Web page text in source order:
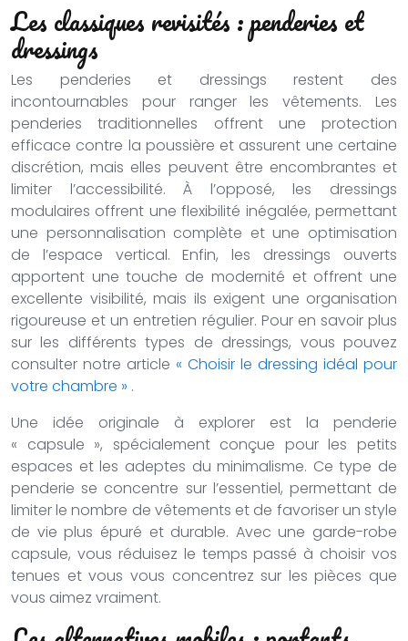
Les classiques revisités : penderies et
dressings
Les penderies et dressings restent des
incontournables pour ranger les vêtements. Les
penderies traditionnelles offrent une protection
efficace contre la poussière et assurent une certaine
discrétion, mais elles peuvent être encombrantes et
limiter l’accessibilité. À l’opposé, les dressings
modulaires offrent une flexibilité inégalée, permettant
une personnalisation complète et une optimisation
de l’espace vertical. Enfin, les dressings ouverts
apportent une touche de modernité et offrent une
excellente visibilité, mais ils exigent une organisation
rigoureuse et un entretien régulier. Pour en savoir plus
sur les différents types de dressings, vous pouvez
consulter notre article « Choisir le dressing idéal pour
votre chambre » .
Une idée originale à explorer est la penderie
« capsule », spécialement conçue pour les petits
espaces et les adeptes du minimalisme. Ce type de
penderie se concentre sur l’essentiel, permettant de
limiter le nombre de vêtements et de favoriser un style
de vie plus épuré et durable. Avec une garde-robe
capsule, vous réduisez le temps passé à choisir vos
tenues et vous vous concentrez sur les pièces que
vous aimez vraiment.